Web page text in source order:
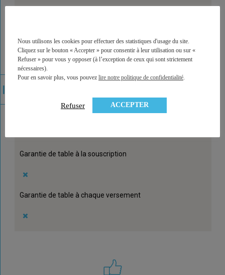
Dépendance
Garantie de table à la liquidation
Garantie de table à la souscription
Garantie de table à chaque versement
Nous utilisons les cookies pour effectuer des statistiques d'usage du site.
Cliquez sur le bouton « Accepter » pour consentir à leur utilisation ou sur «
Refuser » pour vous y opposer (à l’exception de ceux qui sont strictement
nécessaires).
Pour en savoir plus, vous pouvez lire notre politique de confidentialité.
Refuser ACCEPTER